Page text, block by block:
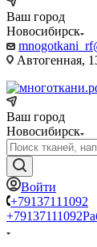
Ваш город
Новосибирск
Автогенная,
Ваш город
Новосибирск
Войти
+79137111092
+79137111092